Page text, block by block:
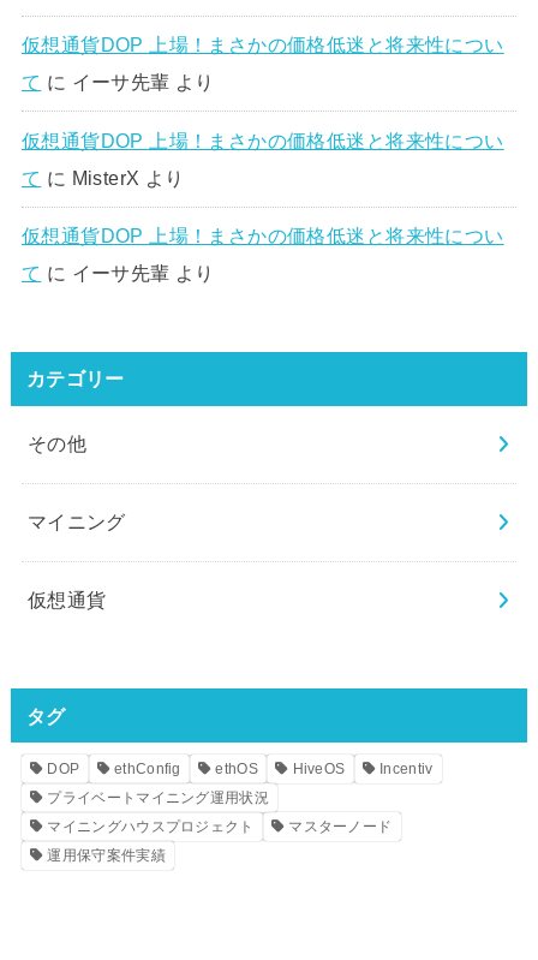
仮想通貨DOP 上場！まさかの価格低迷と将来性につい
て に イーサ先輩 より
仮想通貨DOP 上場！まさかの価格低迷と将来性につい
て に MisterX より
仮想通貨DOP 上場！まさかの価格低迷と将来性につい
て に イーサ先輩 より
カテゴリー
その他
マイニング
仮想通貨
タグ
DOP ethConfig ethOS HiveOS
Incentiv
プライベートマイニング運用状況
マイニングハウスプロジェクト
マスターノード
運用保守案件実績